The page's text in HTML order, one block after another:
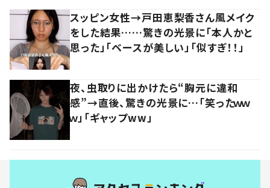
スッピン女性→戸田恵梨香さん風メイク
をした結果……驚きの光景に「本人かと
思った」「ベースが美しい」「似すぎ！！」
夜、虫取りに出かけたら“胸元に違和
感”→直後、驚きの光景に…「笑ったｗｗ
ｗ」「ギャップww」